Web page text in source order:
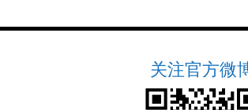
关注官方微